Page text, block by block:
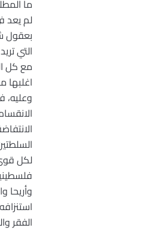
ما
لم يعد
بعقول
التي
مع كل
اغلبها
وعليه،
لكل
الفقر